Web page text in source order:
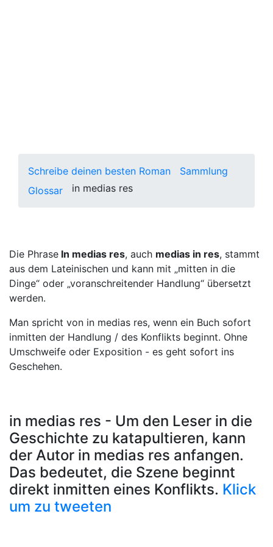
Schreibe deinen besten Roman
Sammlung
Glossar
in medias res
Die Phrase In medias res, auch medias in res, stammt
aus dem Lateinischen und kann mit „mitten in die
Dinge“ oder „voranschreitender Handlung“ übersetzt
werden.
Man spricht von in medias res, wenn ein Buch sofort
inmitten der Handlung / des Konflikts beginnt. Ohne
Umschweife oder Exposition - es geht sofort ins
Geschehen.
in medias res - Um den Leser in die
Geschichte zu katapultieren, kann
der Autor in medias res anfangen.
Das bedeutet, die Szene beginnt
direkt inmitten eines Konflikts. Klick
um zu tweeten